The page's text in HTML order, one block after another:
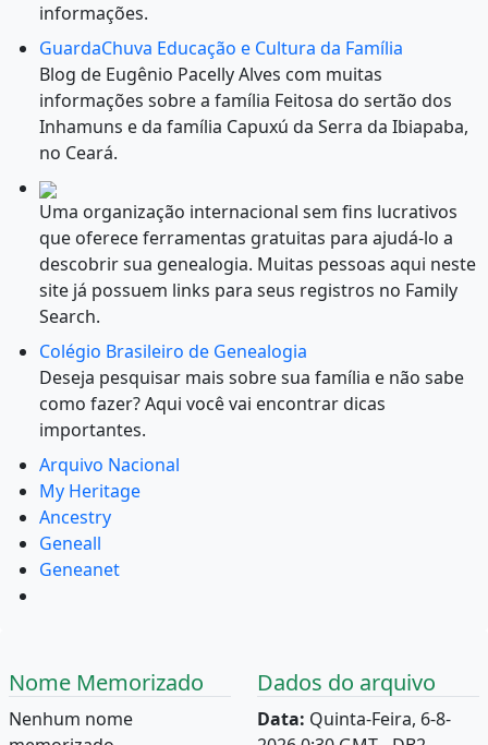
informações.
GuardaChuva Educação e Cultura da Família
Blog de Eugênio Pacelly Alves com muitas
informações sobre a família Feitosa do sertão dos
Inhamuns e da família Capuxú da Serra da Ibiapaba,
no Ceará.
Uma organização internacional sem fins lucrativos
que oferece ferramentas gratuitas para ajudá-lo a
descobrir sua genealogia. Muitas pessoas aqui neste
site já possuem links para seus registros no Family
Search.
Colégio Brasileiro de Genealogia
Deseja pesquisar mais sobre sua família e não sabe
como fazer? Aqui você vai encontrar dicas
importantes.
Arquivo Nacional
My Heritage
Ancestry
Geneall
Geneanet
Nome Memorizado
Nenhum nome
Dados do arquivo
Data: Quinta-Feira, 6-8-